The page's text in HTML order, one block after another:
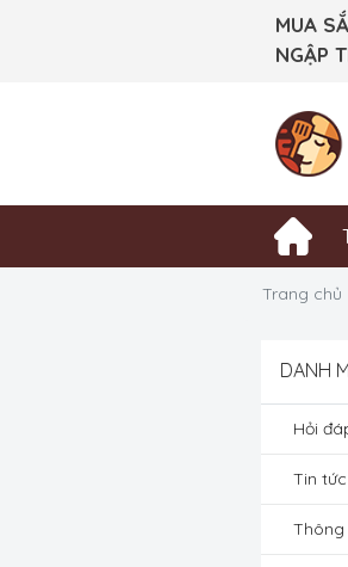
MUA
NGẬP
Trang chủ
DANH
Hỏi
Tin
Thông